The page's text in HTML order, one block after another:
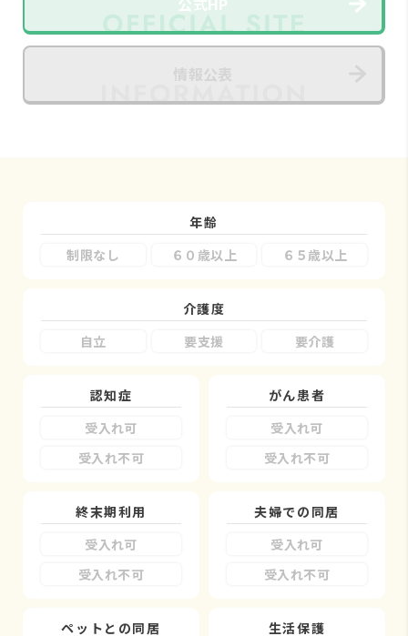
年齢
制限なし
６０歳以上 ６５歳以上
介護度
自立
要支援 要介護
認知症
受入れ可
受入れ不可
がん患者
受入れ可
受入れ不可
終末期利用
受入れ可
受入れ不可
夫婦での同居
受入れ可
受入れ不可
ペットとの同居 生活保護